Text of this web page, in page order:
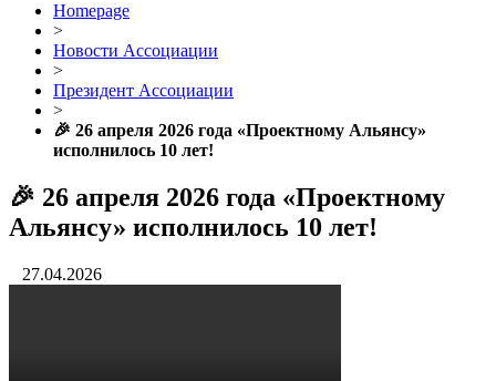
Homepage
>
Новости Ассоциации
>
Президент Ассоциации
>
🎉 26 апреля 2026 года «Проектному Альянсу»
исполнилось 10 лет!
🎉 26 апреля 2026 года «Проектному
Альянсу» исполнилось 10 лет!
27.04.2026